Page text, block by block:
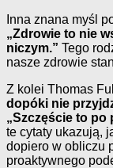
Inna znana myśl
„Zdrowie to nie
niczym.” Tego
nasze zdrowie
Z kolei Thomas
dopóki nie
„Szczęście to po
te cytaty ukazują,
dopiero w obliczu
proaktywnego